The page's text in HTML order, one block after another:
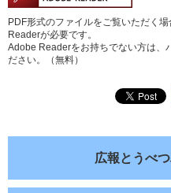
PDF形式のファイルをご覧いただく
Readerが必要です。
Adobe Readerをお持ちでない方は、
ださい。（無料）
広報とうべ